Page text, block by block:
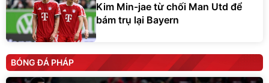
Kim Min-jae từ chối Man Utd để
bám trụ lại Bayern
BÓNG ĐÁ PHÁP